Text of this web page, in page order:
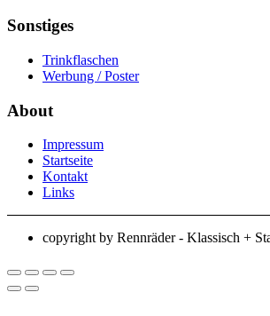
Sonstiges
Trinkflaschen
Werbung / Poster
About
Impressum
Startseite
Kontakt
Links
copyright by Rennräder - Klassisch +